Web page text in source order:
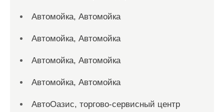
Автомойка, Автомойка
Автомойка, Автомойка
Автомойка, Автомойка
Автомойка, Автомойка
АвтоОазис, торгово-сервисный центр